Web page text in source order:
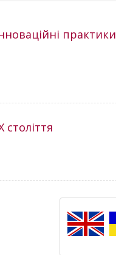
практики
століття